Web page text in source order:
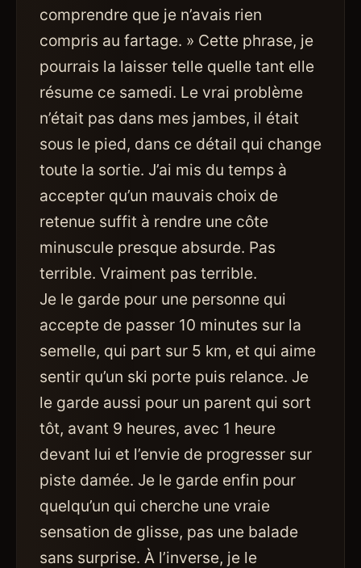
comprendre que je n’avais rien
compris au fartage. » Cette phrase, je
pourrais la laisser telle quelle tant elle
résume ce samedi. Le vrai problème
n’était pas dans mes jambes, il était
sous le pied, dans ce détail qui change
toute la sortie. J’ai mis du temps à
accepter qu’un mauvais choix de
retenue suffit à rendre une côte
minuscule presque absurde. Pas
terrible. Vraiment pas terrible.
Je le garde pour une personne qui
accepte de passer 10 minutes sur la
semelle, qui part sur 5 km, et qui aime
sentir qu’un ski porte puis relance. Je
le garde aussi pour un parent qui sort
tôt, avant 9 heures, avec 1 heure
devant lui et l’envie de progresser sur
piste damée. Je le garde enfin pour
quelqu’un qui cherche une vraie
sensation de glisse, pas une balade
sans surprise. À l’inverse, je le